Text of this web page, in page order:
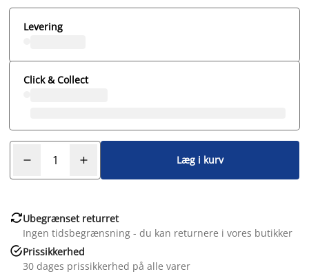
Levering
Click & Collect
Læg i kurv
Ubegrænset returret
Ingen tidsbegrænsning - du kan returnere i vores butikker
Prissikkerhed
30 dages prissikkerhed på alle varer